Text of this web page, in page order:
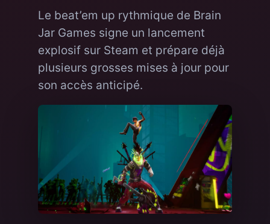
Le beat’em up rythmique de Brain
Jar Games signe un lancement
explosif sur Steam et prépare déjà
plusieurs grosses mises à jour pour
son accès anticipé.